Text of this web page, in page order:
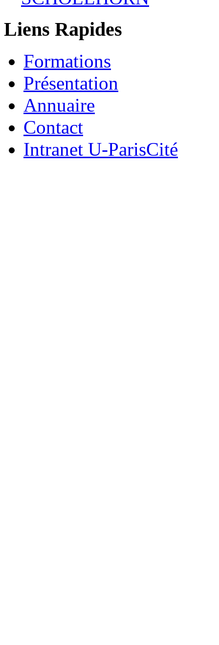
Liens Rapides
Formations
Présentation
Annuaire
Contact
Intranet U-ParisCité